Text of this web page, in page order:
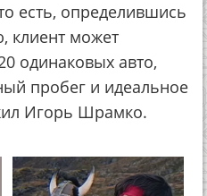
есть, определившись
клиент может
одинаковых авто,
пробег и идеальное
Игорь Шрамко.